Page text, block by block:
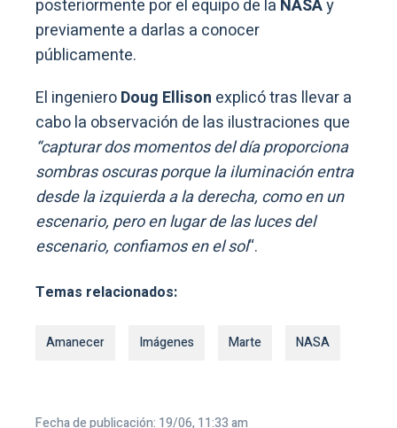
posteriormente por el equipo de la NASAy
previamente a darlas a conocer
públicamente.
El ingenieroDoug Ellison explicó tras llevar a
cabo la observación de las ilustraciones que
“capturar dos momentos del día proporciona
sombras oscuras porque la iluminación entra
desde la izquierda a la derecha, como en un
escenario, pero en lugar de las luces del
escenario, confiamos en el sol“.
Temas relacionados:
Amanecer Imágenes Marte NASA
Fecha de publicación: 19/06, 11:33 am